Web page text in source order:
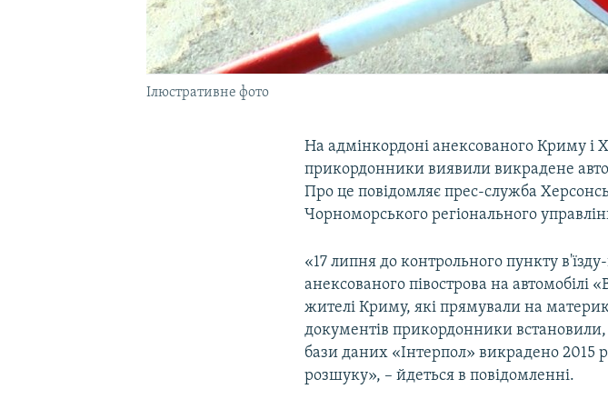
Ілюстративне фото
На адмінкордоні анексованого Криму і
прикордонники виявили викрадене
Про це повідомляє прес-служба
Чорноморського регіонального
«17 липня до контрольного пункту
анексованого півострова на
жителі Криму, які прямували на
документів прикордонники встановили,
бази даних «Інтерпол» викрадено 2015
розшуку», – йдеться в повідомленні.